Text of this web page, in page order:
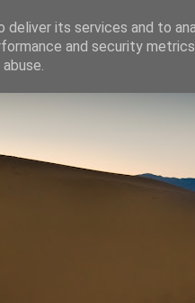
its services and to
and security